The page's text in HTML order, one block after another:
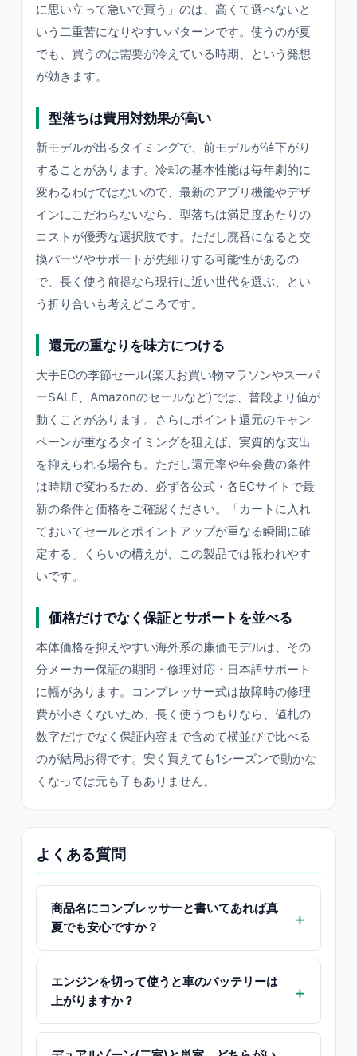
に思い立って急いで買う」のは、高くて選べないと
いう二重苦になりやすいパターンです。使うのが夏
でも、買うのは需要が冷えている時期、という発想
が効きます。
型落ちは費用対効果が高い
新モデルが出るタイミングで、前モデルが値下がり
することがあります。冷却の基本性能は毎年劇的に
変わるわけではないので、最新のアプリ機能やデザ
インにこだわらないなら、型落ちは満足度あたりの
コストが優秀な選択肢です。ただし廃番になると交
換パーツやサポートが先細りする可能性があるの
で、長く使う前提なら現行に近い世代を選ぶ、とい
う折り合いも考えどころです。
還元の重なりを味方につける
大手ECの季節セール(楽天お買い物マラソンやスーパ
ーSALE、Amazonのセールなど)では、普段より値が
動くことがあります。さらにポイント還元のキャン
ペーンが重なるタイミングを狙えば、実質的な支出
を抑えられる場合も。ただし還元率や年会費の条件
は時期で変わるため、必ず各公式・各ECサイトで最
新の条件と価格をご確認ください。「カートに入れ
ておいてセールとポイントアップが重なる瞬間に確
定する」くらいの構えが、この製品では報われやす
いです。
価格だけでなく保証とサポートを並べる
本体価格を抑えやすい海外系の廉価モデルは、その
分メーカー保証の期間・修理対応・日本語サポート
に幅があります。コンプレッサー式は故障時の修理
費が小さくないため、長く使うつもりなら、値札の
数字だけでなく保証内容まで含めて横並びで比べる
のが結局お得です。安く買えても1シーズンで動かな
くなっては元も子もありません。
よくある質問
商品名にコンプレッサーと書いてあれば真
夏でも安心ですか？
エンジンを切って使うと車のバッテリーは
上がりますか？